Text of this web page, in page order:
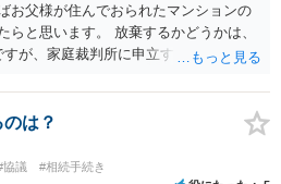
お父様が住んでおられたマンションの
らと思います。 放棄するかどうかは、
が、家庭裁判所に申立すれば3カ月の
できます。 銀行やサラ金が数年も放置
年後に借金が発見される可能性はほぼ
相続放棄を検討していた案件で、期間
金に対する過払金など相当な財産が見
は？
協議 #相続手続き